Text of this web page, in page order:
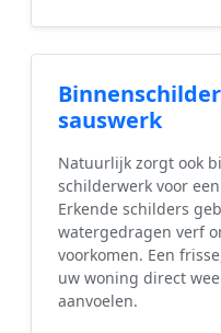
sauswerk
Natuurlijk zorgt ook
schilderwerk voor
Erkende schilders
watergedragen verf
voorkomen. Een
uw woning direct
aanvoelen.